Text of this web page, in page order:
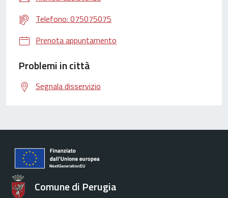
Telefono: 075075075
Prenota appuntamento
Problemi in città
Segnala disservizio
Comune di Perugia